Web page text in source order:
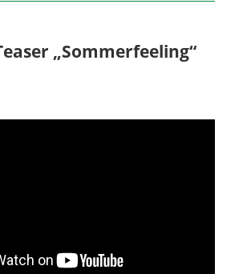
„Sommerfeeling“